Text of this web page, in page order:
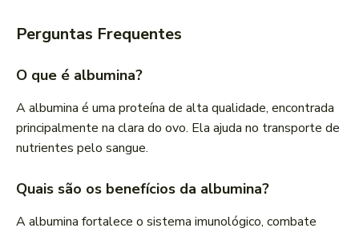
Perguntas Frequentes
O que é albumina?
A albumina é uma proteína de alta qualidade, encontrada
principalmente na clara do ovo. Ela ajuda no transporte de
nutrientes pelo sangue.
Quais são os benefícios da albumina?
A albumina fortalece o sistema imunológico, combate